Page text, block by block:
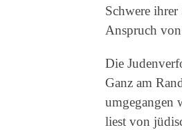
Schwere
Anspruch
Die
Ganz am
umgegangen
liest von